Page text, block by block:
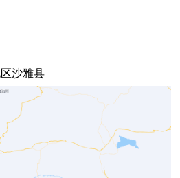
沙雅县